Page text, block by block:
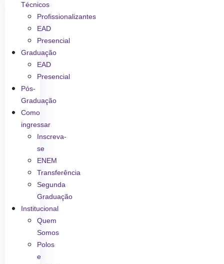
Técnicos
Profissionalizantes
EAD
Presencial
Graduação
EAD
Presencial
Pós-
Graduação
Como
ingressar
Inscreva-
se
ENEM
Transferência
Segunda
Graduação
Institucional
Quem
Somos
Polos
e